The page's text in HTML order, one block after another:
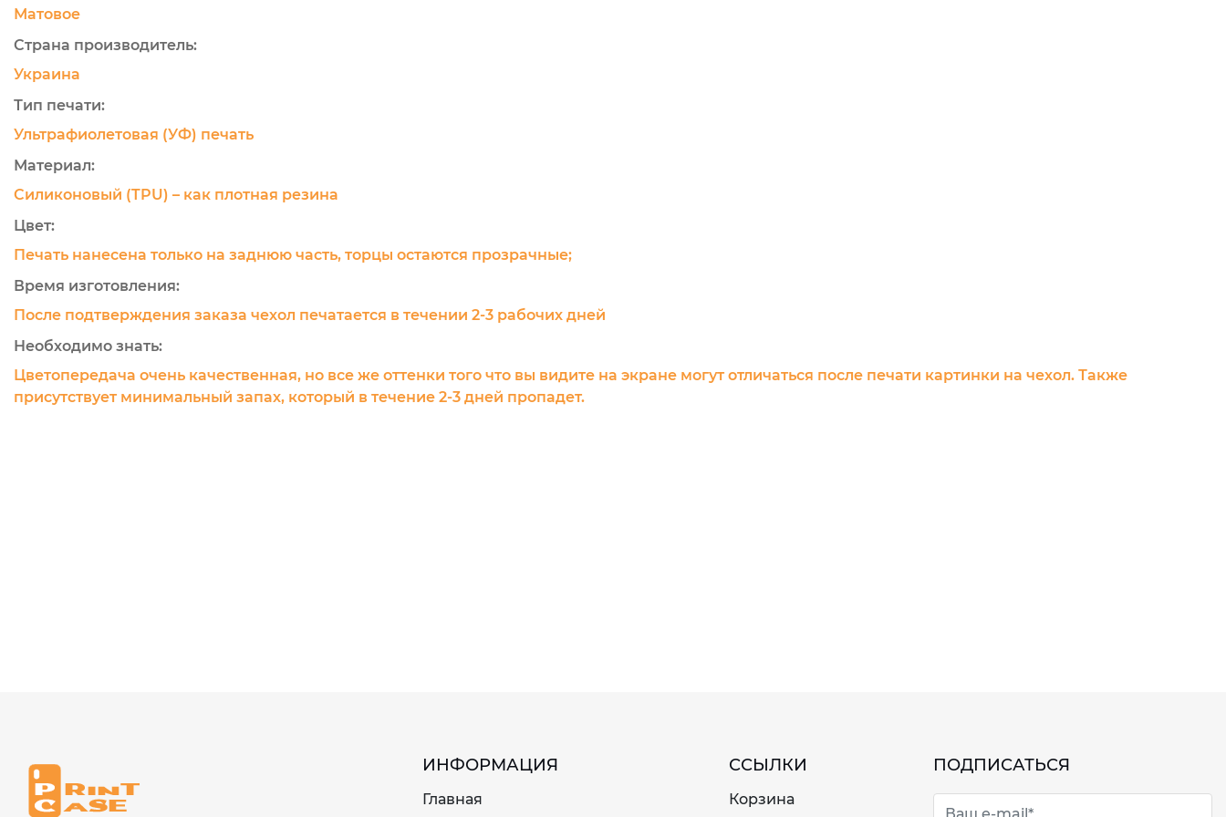
Матовое
Страна производитель:
Украина
Тип печати:
Ультрафиолетовая (УФ) печать
Материал:
Силиконовый (TPU) – как плотная резина
Цвет:
Печать нанесена только на заднюю часть, торцы остаются прозрачные;
Время изготовления:
После подтверждения заказа чехол печатается в течении 2-3 рабочих дней
Необходимо знать:
Цветопередача очень качественная, но все же оттенки того что вы видите на экране могут отличаться после печати картинки на чехол. Также
присутствует минимальный запах, который в течение 2-3 дней пропадет.
ИНФОРМАЦИЯ
Главная
ССЫЛКИ
Корзина
ПОДПИСАТЬСЯ